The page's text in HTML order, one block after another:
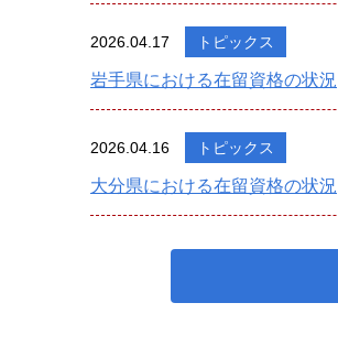
2026.04.17 トピックス
岩手県における在留資格の状況
2026.04.16 トピックス
大分県における在留資格の状況